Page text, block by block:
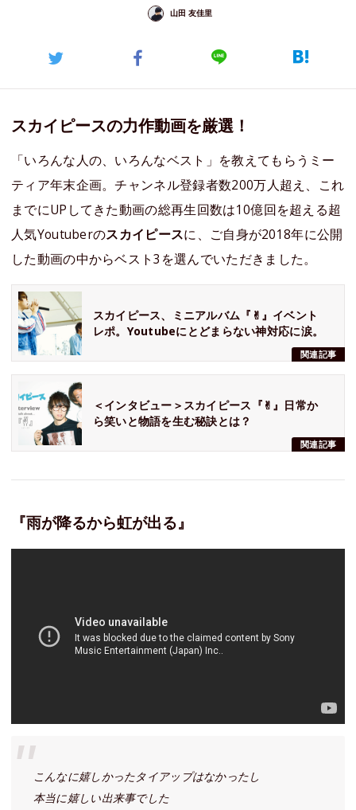
山田 友佳里
スカイピースの力作動画を厳選！
「いろんな人の、いろんなベスト」を教えてもらうミー
ティア年末企画。チャンネル登録者数200万人超え、これ
までにUPしてきた動画の総再生回数は10億回を超える超
人気Youtuberのスカイピースに、ご自身が2018年に公開
した動画の中からベスト3を選んでいただきました。
関連記事
スカイピース、ミニアルバム『✌︎』イベント
レポ。Youtubeにとどまらない神対応に涙。
関連記事
＜インタビュー＞スカイピース『✌︎』日常か
ら笑いと物語を生む秘訣とは？
『雨が降るから虹が出る』
こんなに嬉しかったタイアップはなかったし
本当に嬉しい出来事でした